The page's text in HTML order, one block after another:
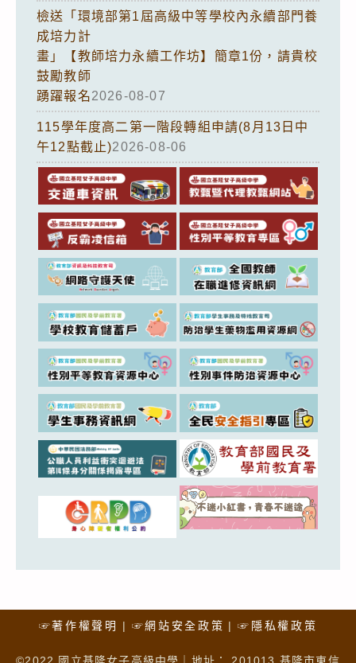
檢送「環境部第1屆高級中等學校內永續部門養
成培力計
畫」【教師培力永續工作坊】簡章1份，請貴校
鼓勵教師
踴躍報名2026-08-07
115學年度高二第一階段轉組申請(8月13日中
午12點截止)2026-08-06
☞著作權聲明 ☞網站安全政策 ☞隱私權政策
©2022 國立基隆女子高級中學｜地址： 201013 基隆市東信